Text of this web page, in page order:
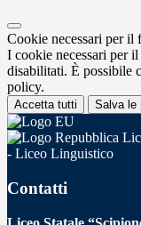
Cookie necessari per il
I cookie necessari per
disabilitati. È possibile
policy.
Accetta tutti Salva le
- Liceo Linguistico
Contatti